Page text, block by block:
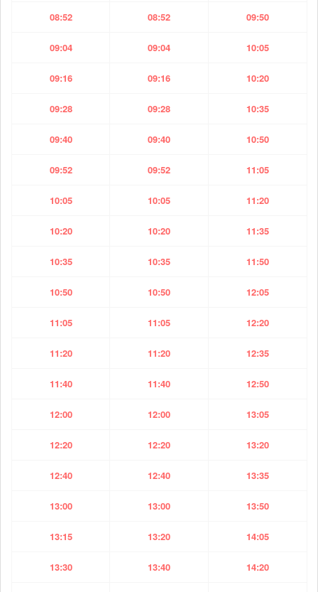
08:52 08:52 09:50
09:04 09:04 10:05
09:16 09:16 10:20
09:28 09:28 10:35
09:40 09:40 10:50
09:52 09:52 11:05
10:05 10:05 11:20
10:20 10:20 11:35
10:35 10:35 11:50
10:50 10:50 12:05
11:05 11:05 12:20
11:20 11:20 12:35
11:40 11:40 12:50
12:00 12:00 13:05
12:20 12:20 13:20
12:40 12:40 13:35
13:00 13:00 13:50
13:15 13:20 14:05
13:30 13:40 14:20